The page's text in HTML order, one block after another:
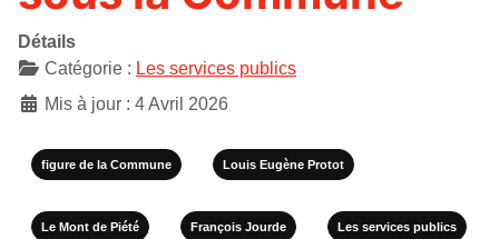
Détails
Catégorie : Les services publics
Mis à jour : 4 Avril 2026
figure de la Commune Louis Eugène Protot
Le Mont de Piété François Jourde Les services publics